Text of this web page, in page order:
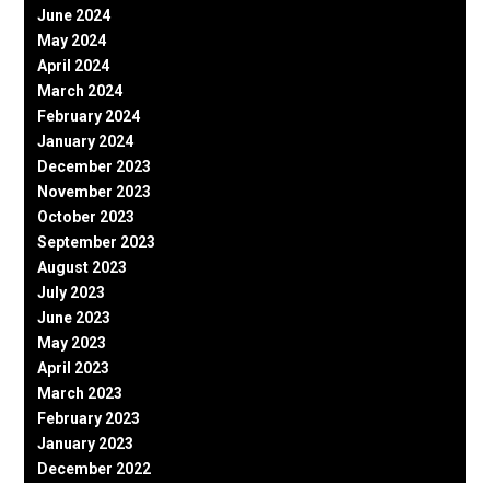
June 2024
May 2024
April 2024
March 2024
February 2024
January 2024
December 2023
November 2023
October 2023
September 2023
August 2023
July 2023
June 2023
May 2023
April 2023
March 2023
February 2023
January 2023
December 2022